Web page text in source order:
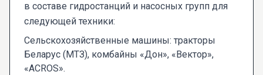
в составе гидростанций и насосных групп для
следующей техники:
Сельскохозяйственные машины: тракторы
Беларус (МТЗ), комбайны «Дон», «Вектор»,
«ACROS».